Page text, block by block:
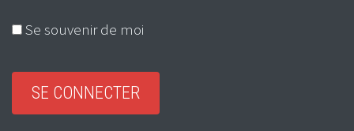
Se souvenir de moi